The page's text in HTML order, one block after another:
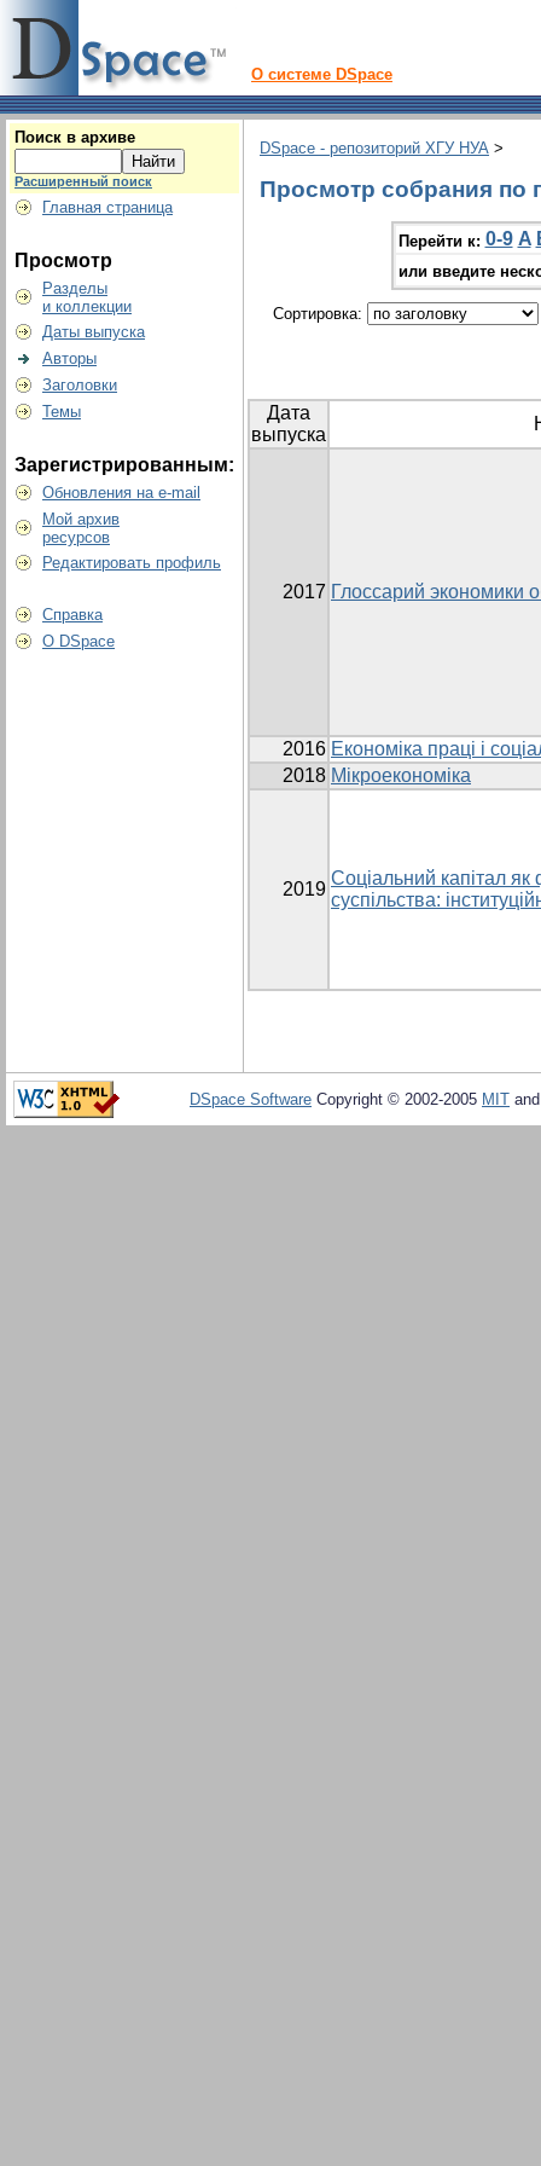
О системе DSpace
Поиск в архиве
Расширенный поиск
Главная страница
Просмотр
Разделы
и коллекции
Даты выпуска
Авторы
Заголовки
Темы
Зарегистрированным:
Обновления на e-mail
Мой архив
ресурсов
Редактировать профиль
Справка
О DSpace
DSpace - репозиторий ХГУ НУА >
Просмотр собрания по
Перейти к: 0-9 A
или введите
Сортировка:
Дата
выпуска
2017 Глоссарий экономики
2016 Економіка праці і
2018 Мікроекономіка
2019
Соціальний капітал
суспільства:
DSpace Software Copyright © 2002-2005 MIT